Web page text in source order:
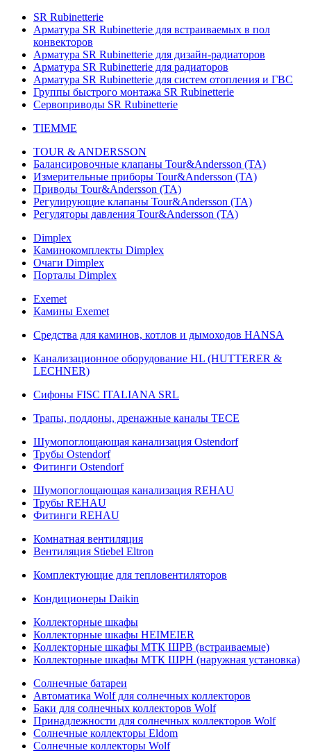
SR Rubinetterie
Арматура SR Rubinetterie для встраиваемых в пол
конвекторов
Арматура SR Rubinetterie для дизайн-радиаторов
Арматура SR Rubinetterie для радиаторов
Арматура SR Rubinetterie для систем отопления и ГВС
Группы быстрого монтажа SR Rubinetterie
Сервоприводы SR Rubinetterie
TIEMME
TOUR & ANDERSSON
Балансировочные клапаны Tour&Andersson (TA)
Измерительные приборы Tour&Andersson (TA)
Приводы Tour&Andersson (TA)
Регулирующие клапаны Tour&Andersson (TA)
Регуляторы давления Tour&Andersson (TA)
Dimplex
Каминокомплекты Dimplex
Очаги Dimplex
Порталы Dimplex
Exemet
Камины Exemet
Средства для каминов, котлов и дымоходов HANSA
Канализационное оборудование HL (HUTTERER &
LECHNER)
Сифоны FISC ITALIANA SRL
Трапы, поддоны, дренажные каналы TECE
Шумопоглощающая канализация Ostendorf
Трубы Ostendorf
Фитинги Ostendorf
Шумопоглощающая канализация REHAU
Трубы REHAU
Фитинги REHAU
Комнатная вентиляция
Вентиляция Stiebel Eltron
Комплектующие для тепловентиляторов
Кондиционеры Daikin
Коллекторные шкафы
Коллекторные шкафы HEIMEIER
Коллекторные шкафы МТК ШРВ (встраиваемые)
Коллекторные шкафы МТК ШРН (наружная установка)
Солнечные батареи
Автоматика Wolf для солнечных коллекторов
Баки для солнечных коллекторов Wolf
Принадлежности для солнечных коллекторов Wolf
Солнечные коллекторы Eldom
Солнечные коллекторы Wolf